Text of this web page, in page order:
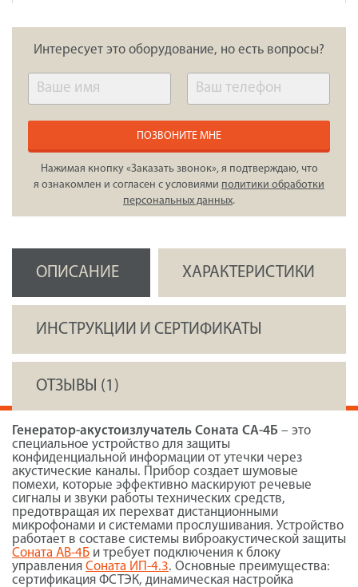
Интересует это оборудование, но есть вопросы?
ПОЗВОНИТЕ МНЕ
Нажимая кнопку «Заказать звонок», я подтверждаю, что
я ознакомлен и согласен с условиями политики обработки
персональных данных.
ОПИСАНИЕ ХАРАКТЕРИСТИКИ
ИНСТРУКЦИИ И СЕРТИФИКАТЫ
ОТЗЫВЫ (1)
Генератор-акустоизлучатель Соната СА-4Б – это
специальное устройство для защиты
конфиденциальной информации от утечки через
акустические каналы. Прибор создает шумовые
помехи, которые эффективно маскируют речевые
сигналы и звуки работы технических средств,
предотвращая их перехват дистанционными
микрофонами и системами прослушивания. Устройство
работает в составе системы виброакустической защиты
Соната АВ-4Б и требует подключения к блоку
управления Соната ИП-4.3. Основные преимущества:
сертификация ФСТЭК, динамическая настройка